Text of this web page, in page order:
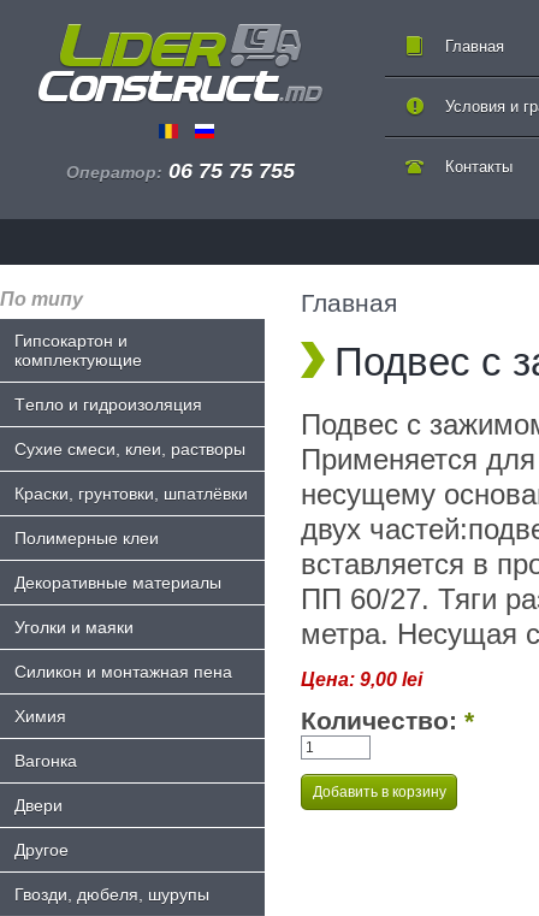
Оператор: 06 75 75 755
Главная
Контакты
Условия и
По типу
Гипсокартон и
комплектующие
Tепло и гидроизоляция
Сухие смеси, клеи, растворы
Краски, грунтовки, шпатлёвки
Полимерные клеи
Декоративные материалы
Уголки и маяки
Силикон и монтажная пена
Химия
Bагонка
Двери
Другое
Гвозди, дюбеля, шурупы
Главная
Подвес с
Подвес с
Применяется для
несущему
двух
вставляется в
ПП 60/27. Тяги
метра. Несущая
Цена: 9,00 lei
Количество: *